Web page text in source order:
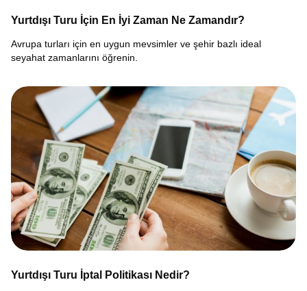
Yurtdışı Turu İçin En İyi Zaman Ne Zamandır?
Avrupa turları için en uygun mevsimler ve şehir bazlı ideal
seyahat zamanlarını öğrenin.
Yurtdışı Turu İptal Politikası Nedir?